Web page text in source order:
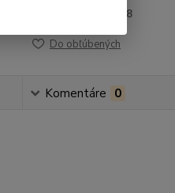
1488
Do obľúbených
Komentáre 0